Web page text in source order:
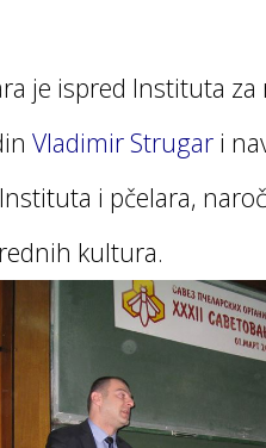
je ispred Instituta
Vladimir Strugar i
i pčelara,
kultura.